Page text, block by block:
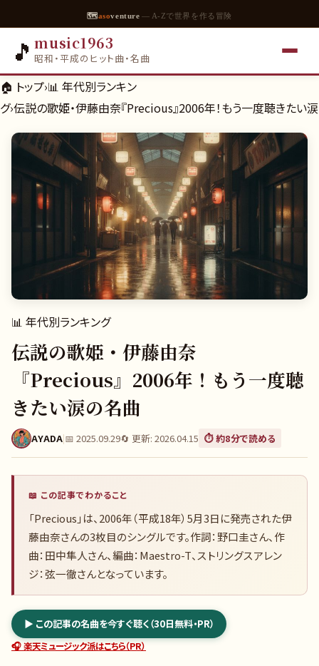
🗺asoventure — A-Zで世界を作る冒険
🎵 music1963
昭和・平成のヒット曲・名曲
🏠 トップ›📊 年代別ランキン
グ›伝説の歌姫・伊藤由奈『Precious』2006年！もう一度聴きたい
📊 年代別ランキング
伝説の歌姫・伊藤由奈
『Precious』2006年！もう一度聴
きたい涙の名曲
AYADA|📅 2025.09.29🔄 更新: 2026.04.15 ⏱️ 約8分で読める
📖 この記事でわかること
「Precious」は、2006年（平成18年）5月3日に発売された伊
藤由奈さんの3枚目のシングルです。作詞：野口圭さん、作
曲：田中隼人さん、編曲：Maestro-T、ストリングスアレン
ジ：弦一徹さんとなっています。
▶ この記事の名曲を今すぐ聴く（30日無料・PR）
🎧 楽天ミュージック派はこちら（PR）